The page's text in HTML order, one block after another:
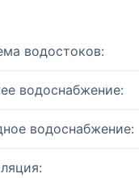
водостоков:
водоснабжение:
водоснабжение: